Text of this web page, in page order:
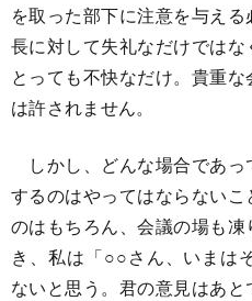
を取った部下に注意を与え
長に対して失礼なだけでは
とっても不快なだけ。貴重
は許されません。
しかし、どんな場合であ
するのはやってはならない
のはもちろん、会議の場も
き、私は「○○さん、いまは
ないと思う。君の意見はあ